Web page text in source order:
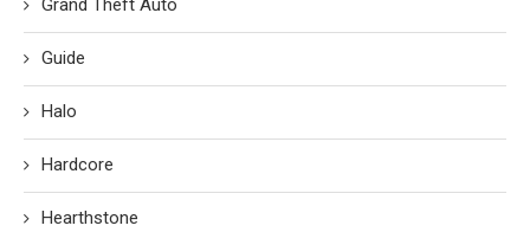
Grand Theft Auto
Guide
Halo
Hardcore
Hearthstone